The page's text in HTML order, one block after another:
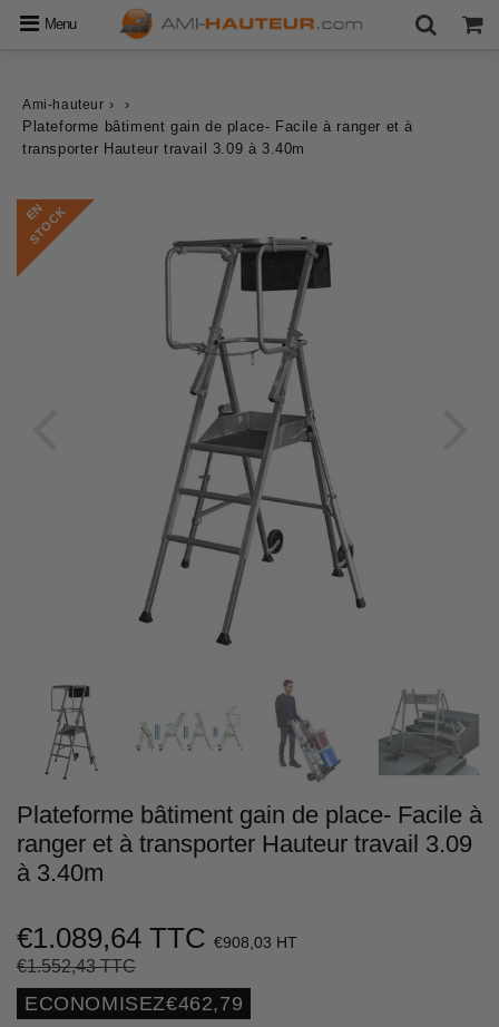
Menu
Ami-hauteur ›
›
Plateforme bâtiment gain de place- Facile à ranger et à
transporter Hauteur travail 3.09 à 3.40m
E
N
S
T
O
C
K
Plateforme bâtiment gain de place- Facile à
ranger et à transporter Hauteur travail 3.09
à 3.40m
€1.089,64 TTC €908,03 HT
€1.552,43 TTC
régulier
réduit
Unit
price
ECONOMISEZ€462,79